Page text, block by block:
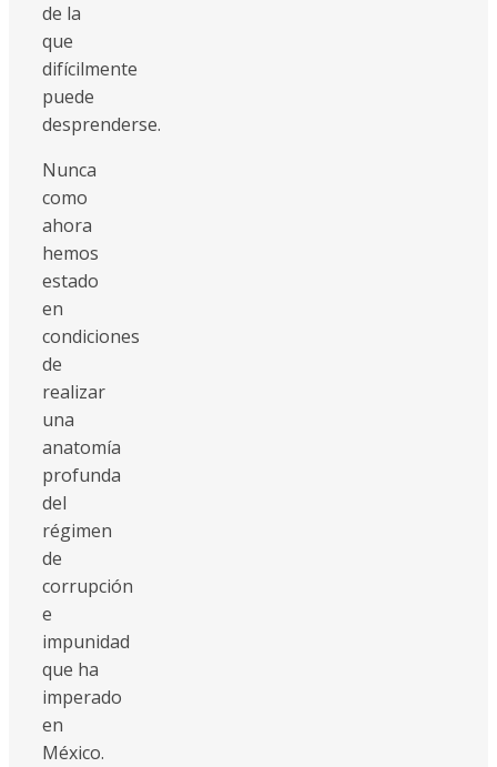
de la
que
difícilmente
puede
desprenderse.
Nunca
como
ahora
hemos
estado
en
condiciones
de
realizar
una
anatomía
profunda
del
régimen
de
corrupción
e
impunidad
que ha
imperado
en
México.